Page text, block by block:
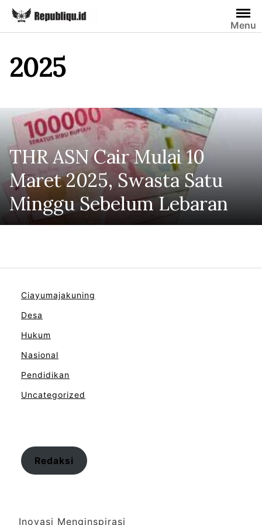
Skip
content
Menu
2025
THR ASN Cair Mulai 10
Maret 2025, Swasta Satu
Minggu Sebelum Lebaran
Ciayumajakuning
Desa
Hukum
Nasional
Pendidikan
Uncategorized
Redaksi
Inovasi Menginspirasi